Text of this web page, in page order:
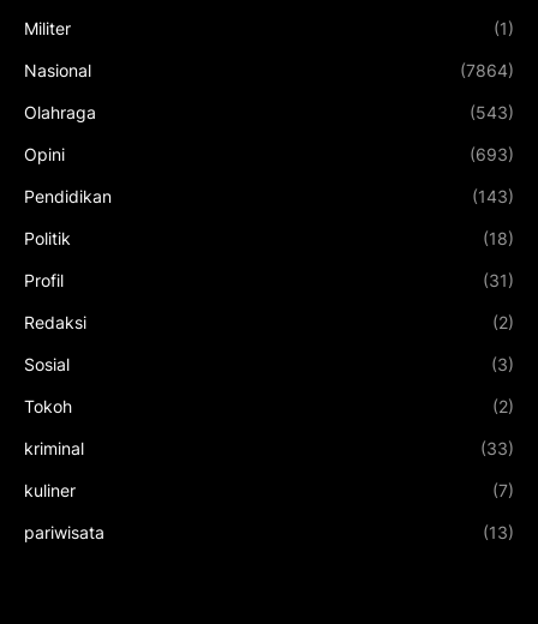
Militer (1)
Nasional (7864)
Olahraga (543)
Opini (693)
Pendidikan (143)
Politik (18)
Profil (31)
Redaksi (2)
Sosial (3)
Tokoh (2)
kriminal (33)
kuliner (7)
pariwisata (13)